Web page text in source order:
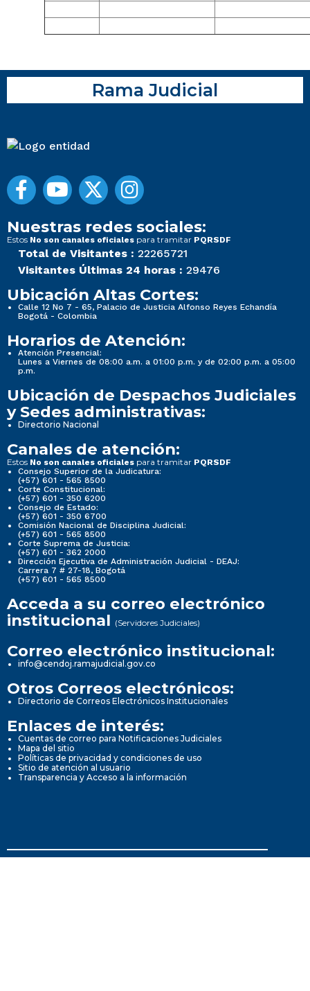
Rama Judicial
Nuestras redes sociales:
Estos No son canales oficiales para tramitar PQRSDF
Total de Visitantes : 22265721
Visitantes Últimas 24 horas : 29476
Ubicación Altas Cortes:
Calle 12 No 7 - 65, Palacio de Justicia Alfonso Reyes Echandía
Bogotá - Colombia
Horarios de Atención:
Atención Presencial:
Lunes a Viernes de 08:00 a.m. a 01:00 p.m. y de 02:00 p.m. a 05:00
p.m.
Ubicación de Despachos Judiciales
y Sedes administrativas:
Directorio Nacional
Canales de atención:
Estos No son canales oficiales para tramitar PQRSDF
Consejo Superior de la Judicatura:
(+57) 601 - 565 8500
Corte Constitucional:
(+57) 601 - 350 6200
Consejo de Estado:
(+57) 601 - 350 6700
Comisión Nacional de Disciplina Judicial:
(+57) 601 - 565 8500
Corte Suprema de Justicia:
(+57) 601 - 362 2000
Dirección Ejecutiva de Administración Judicial - DEAJ:
Carrera 7 # 27-18, Bogotá
(+57) 601 - 565 8500
Acceda a su correo electrónico
institucional (Servidores Judiciales)
Correo electrónico institucional:
info@cendoj.ramajudicial.gov.co
Otros Correos electrónicos:
Directorio de Correos Electrónicos Institucionales
Enlaces de interés:
Cuentas de correo para Notificaciones Judiciales
Mapa del sitio
Políticas de privacidad y condiciones de uso
Sitio de atención al usuario
Transparencia y Acceso a la información